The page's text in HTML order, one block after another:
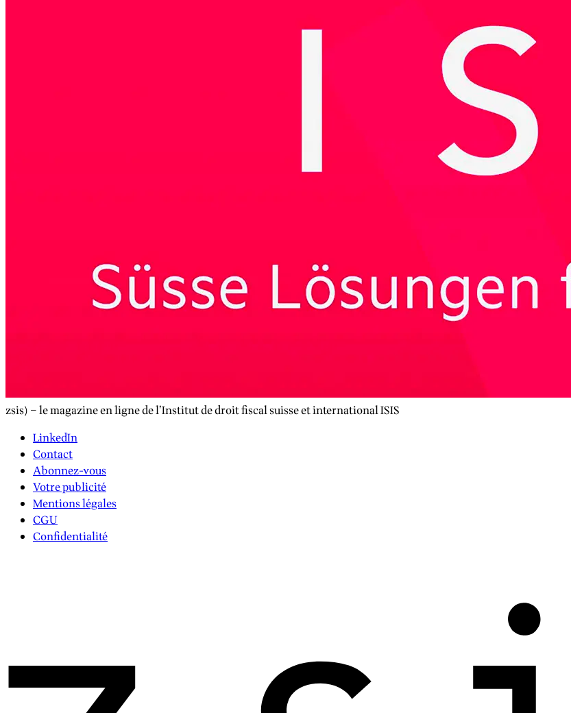
zsis) – le magazine en ligne de l’Institut de droit fiscal suisse et international ISIS
LinkedIn
Contact
Abonnez-vous
Votre publicité
Mentions légales
CGU
Confidentialité